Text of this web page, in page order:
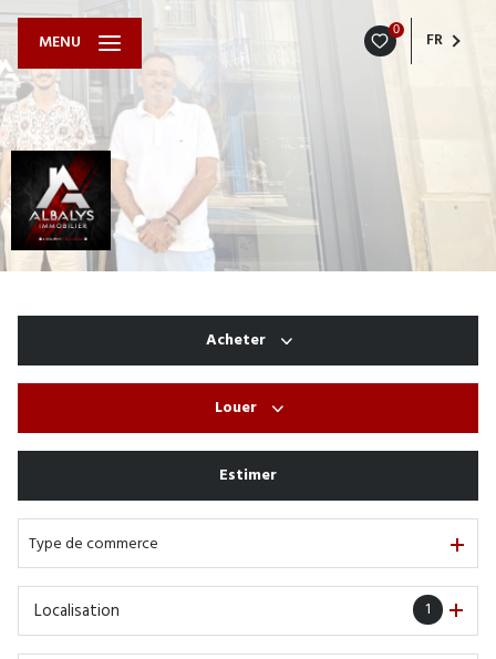
0 FR
MENU
Acheter
De l'immo pro
Louer
De l'immo pro
Estimer
Type de commerce
1
Localisation